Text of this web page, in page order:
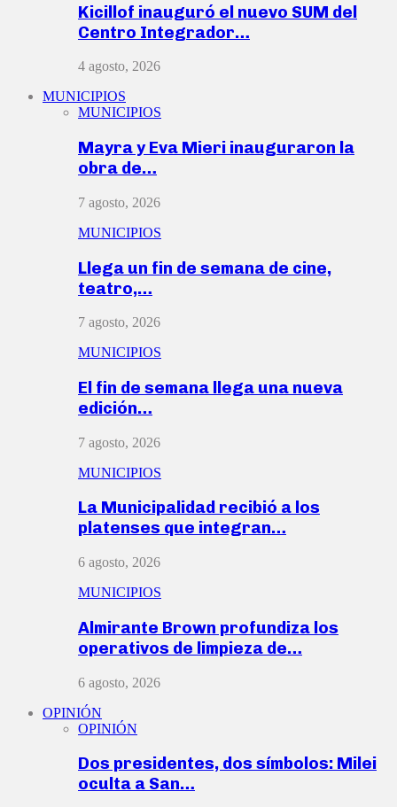
Kicillof inauguró el nuevo SUM del
Centro Integrador…
4 agosto, 2026
MUNICIPIOS
MUNICIPIOS
Mayra y Eva Mieri inauguraron la
obra de…
7 agosto, 2026
MUNICIPIOS
Llega un fin de semana de cine,
teatro,…
7 agosto, 2026
MUNICIPIOS
El fin de semana llega una nueva
edición…
7 agosto, 2026
MUNICIPIOS
La Municipalidad recibió a los
platenses que integran…
6 agosto, 2026
MUNICIPIOS
Almirante Brown profundiza los
operativos de limpieza de…
6 agosto, 2026
OPINIÓN
OPINIÓN
Dos presidentes, dos símbolos: Milei
oculta a San…